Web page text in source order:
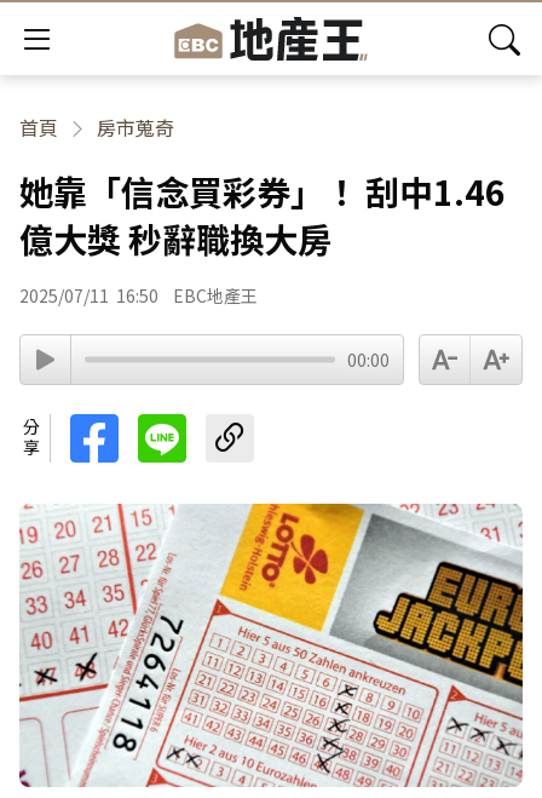
首頁 房市蒐奇
她靠「信念買彩券」！ 刮中1.46
億大獎 秒辭職換大房
2025/07/11 16:50 EBC地產王
00:00
分享